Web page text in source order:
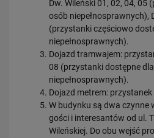
Dw. Wileński 01, 02, 04, 05
osób niepełnosprawnych),
(przystanki częściowo
niepełnosprawnych).
Dojazd tramwajem:
08 (przystanki dostępne
niepełnosprawnych).
Dojazd metrem:
W budynku są dwa czynne
gości i interesantów od ul.
Wileńskiej. Do obu wejść